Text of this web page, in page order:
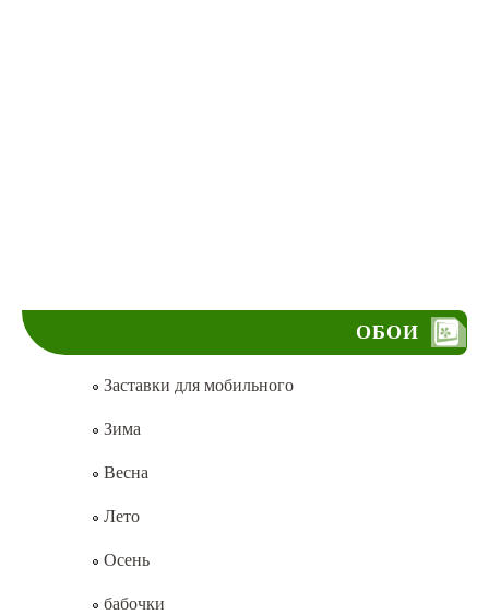
ОБОИ
Заставки для мобильного
Зима
Весна
Лето
Осень
бабочки